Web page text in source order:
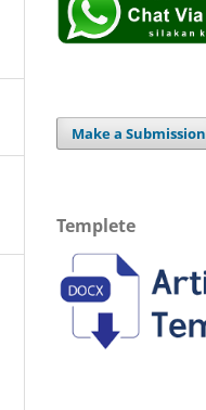
Make a Submission
Templete